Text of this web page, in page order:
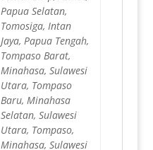
Papua Selatan,
Tomosiga, Intan
Jaya, Papua Tengah,
Tompaso Barat,
Minahasa, Sulawesi
Utara, Tompaso
Baru, Minahasa
Selatan, Sulawesi
Utara, Tompaso,
Minahasa, Sulawesi